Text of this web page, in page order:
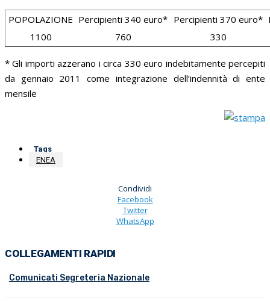
POPOLAZIONE Percipienti 340 euro* Percipienti 370 euro*
1100
760 330
* Gli importi azzerano i circa 330 euro indebitamente percepiti
da gennaio 2011 come integrazione dell’indennità di ente
mensile
Tags
ENEA
Condividi
Facebook
Twitter
WhatsApp
COLLEGAMENTI RAPIDI
Comunicati Segreteria Nazionale